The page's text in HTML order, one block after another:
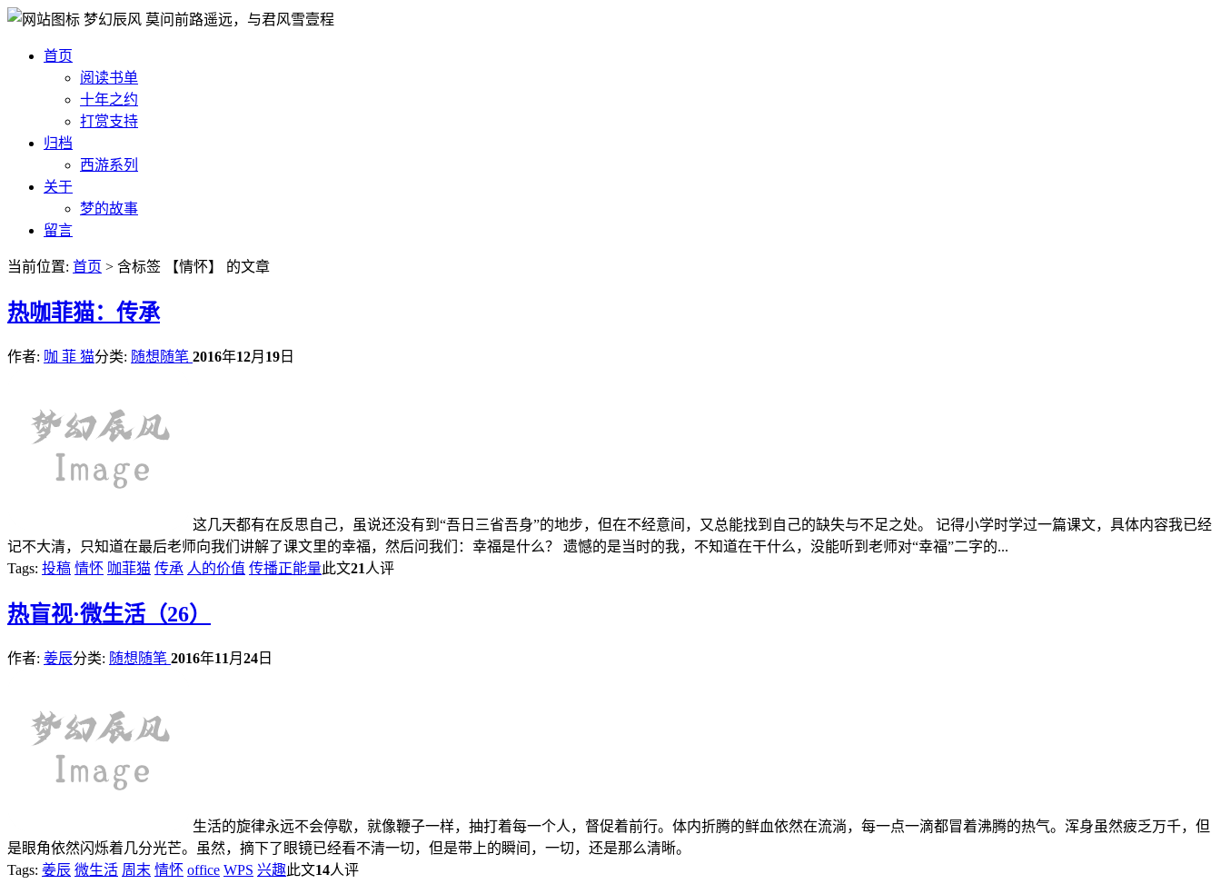
梦幻辰风 莫问前路遥远，与君风雪壹程
首页
阅读书单
十年之约
打赏支持
归档
西游系列
关于
梦的故事
留言
当前位置: 首页 > 含标签 【情怀】 的文章
热咖菲猫：传承
作者: 咖 菲 猫分类: 随想随笔 2016年12月 19 日
这几天都有在反思自己，虽说还没有到“吾日三省吾身”的地步，但在不经意间，又总能找到自己的缺失与不足之处。 记得小学时学过一篇课文，具体内容我已经
记不大清，只知道在最后老师向我们讲解了课文里的幸福，然后问我们：幸福是什么？ 遗憾的是当时的我，不知道在干什么，没能听到老师对“幸福”二字的...
Tags: 投稿 情怀 咖菲猫 传承 人的价值 传播正能量此文21 人评
热盲视·微生活（26）
作者: 姜辰分类: 随想随笔 2016年11 月 24 日
生活的旋律永远不会停歇，就像鞭子一样，抽打着每一个人，督促着前行。体内折腾的鲜血依然在流淌，每一点一滴都冒着沸腾的热气。浑身虽然疲乏万千，但
是眼角依然闪烁着几分光芒。虽然，摘下了眼镜已经看不清一切，但是带上的瞬间，一切，还是那么清晰。
Tags: 姜辰 微生活 周末 情怀 office WPS 兴趣此文14人评